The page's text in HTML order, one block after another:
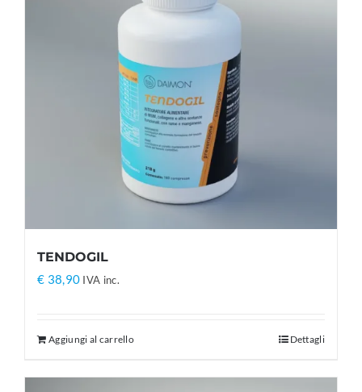
TENDOGIL
€ 38,90 IVA inc.
Aggiungi al carrello Dettagli